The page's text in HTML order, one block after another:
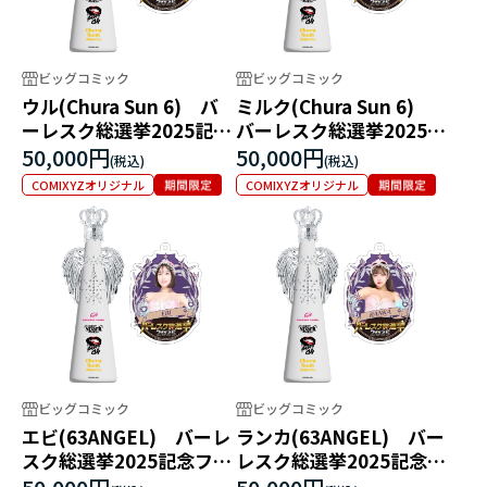
ビッグコミック
ウル(Chura Sun 6) バ
ーレスク総選挙2025記念
フィリコボトル
50,000円
COMIXYZオリジナル
ビッグコミック
ミルク(Chura Sun 6)
バーレスク総選挙2025記
念フィリコボトル
50,000円
COMIXYZオリジナル
ビッグコミック
エビ(63ANGEL) バーレ
スク総選挙2025記念フィ
ビッグコミック
ランカ(63ANGEL) バー
レスク総選挙2025記念フ